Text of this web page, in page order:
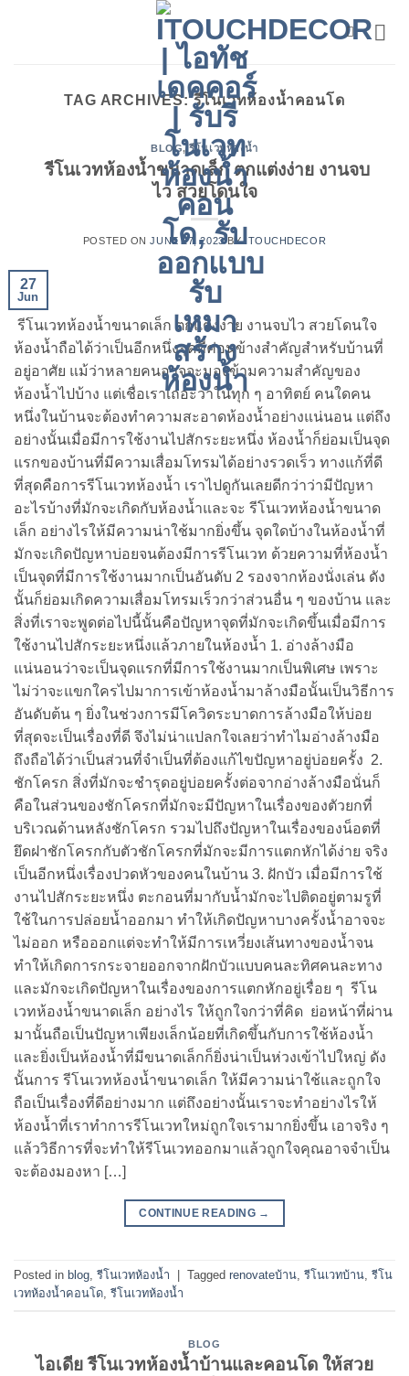
TAG ARCHIVES:รีโนเวทห้องน้ำคอนโด
BLOG,รีโนเวทห้องน้ำ
รีโนเวทห้องน้ำขนาดเล็ก ตกแต่งง่าย งานจบ
ไว สวยโดนใจ
POSTED ONJUNE 27, 2023 BY ITOUCHDECOR
27
Jun
รีโนเวทห้องน้ำขนาดเล็ก ตกแต่งง่าย งานจบไว สวยโดนใจ
ห้องน้ำถือได้ว่าเป็นอีกหนึ่งจุดที่ค่อนข้างสำคัญสำหรับบ้านที่
อยู่อาศัย แม้ว่าหลายคนอาจจะมองข้ามความสำคัญของ
ห้องน้ำไปบ้าง แต่เชื่อเราเถอะว่าในทุก ๆ อาทิตย์ คนใดคน
หนึ่งในบ้านจะต้องทำความสะอาดห้องน้ำอย่างแน่นอน แต่ถึง
อย่างนั้นเมื่อมีการใช้งานไปสักระยะหนึ่ง ห้องน้ำก็ย่อมเป็นจุด
แรกของบ้านที่มีความเสื่อมโทรมได้อย่างรวดเร็ว ทางแก้ที่ดี
ที่สุดคือการรีโนเวทห้องน้ำ เราไปดูกันเลยดีกว่าว่ามีปัญหา
อะไรบ้างที่มักจะเกิดกับห้องน้ำและจะ รีโนเวทห้องน้ำขนาด
เล็ก อย่างไรให้มีความน่าใช้มากยิ่งขึ้น จุดใดบ้างในห้องน้ำที่
มักจะเกิดปัญหาบ่อยจนต้องมีการรีโนเวท ด้วยความที่ห้องน้ำ
เป็นจุดที่มีการใช้งานมากเป็นอันดับ 2 รองจากห้องนั่งเล่น ดัง
นั้นก็ย่อมเกิดความเสื่อมโทรมเร็วกว่าส่วนอื่น ๆ ของบ้าน และ
สิ่งที่เราจะพูดต่อไปนี้นั้นคือปัญหาจุดที่มักจะเกิดขึ้นเมื่อมีการ
ใช้งานไปสักระยะหนึ่งแล้วภายในห้องน้ำ 1. อ่างล้างมือ
แน่นอนว่าจะเป็นจุดแรกที่มีการใช้งานมากเป็นพิเศษ เพราะ
ไม่ว่าจะแขกใครไปมาการเข้าห้องน้ำมาล้างมือนั้นเป็นวิธีการ
อันดับต้น ๆ ยิ่งในช่วงการมีโควิดระบาดการล้างมือให้บ่อย
ที่สุดจะเป็นเรื่องที่ดี จึงไม่น่าแปลกใจเลยว่าทำไมอ่างล้างมือ
ถึงถือได้ว่าเป็นส่วนที่จำเป็นที่ต้องแก้ไขปัญหาอยู่บ่อยครั้ง 2.
ชักโครก สิ่งที่มักจะชำรุดอยู่บ่อยครั้งต่อจากอ่างล้างมือนั่นก็
คือในส่วนของชักโครกที่มักจะมีปัญหาในเรื่องของตัวยกที่
บริเวณด้านหลังชักโครก รวมไปถึงปัญหาในเรื่องของน็อตที่
ยึดฝาชักโครกกับตัวชักโครกที่มักจะมีการแตกหักได้ง่าย จริง
เป็นอีกหนึ่งเรื่องปวดหัวของคนในบ้าน 3. ฝักบัว เมื่อมีการใช้
งานไปสักระยะหนึ่ง ตะกอนที่มากับน้ำมักจะไปติดอยู่ตามรูที่
ใช้ในการปล่อยน้ำออกมา ทำให้เกิดปัญหาบางครั้งน้ำอาจจะ
ไม่ออก หรือออกแต่จะทำให้มีการเหวี่ยงเส้นทางของน้ำจน
ทำให้เกิดการกระจายออกจากฝักบัวแบบคนละทิศคนละทาง
และมักจะเกิดปัญหาในเรื่องของการแตกหักอยู่เรื่อย ๆ รีโน
เวทห้องน้ำขนาดเล็ก อย่างไร ให้ถูกใจกว่าที่คิด ย่อหน้าที่ผ่าน
มานั้นถือเป็นปัญหาเพียงเล็กน้อยที่เกิดขึ้นกับการใช้ห้องน้ำ
และยิ่งเป็นห้องน้ำที่มีขนาดเล็กก็ยิ่งน่าเป็นห่วงเข้าไปใหญ่ ดัง
นั้นการ รีโนเวทห้องน้ำขนาดเล็ก ให้มีความน่าใช้และถูกใจ
ถือเป็นเรื่องที่ดีอย่างมาก แต่ถึงอย่างนั้นเราจะทำอย่างไรให้
ห้องน้ำที่เราทำการรีโนเวทใหม่ถูกใจเรามากยิ่งขึ้น เอาจริง ๆ
แล้ววิธีการที่จะทำให้รีโนเวทออกมาแล้วถูกใจคุณอาจจำเป็น
จะต้องมองหา […]
CONTINUE READING →
Posted in blog รีโนเวทห้องน้ำ Tagged renovateบ้าน รีโนเวทบ้าน รีโน
เวทห้องน้ำคอนโด รีโนเวทห้องนํ้า
BLOG
ไอเดีย รีโนเวทห้องน้ำบ้านและคอนโด ให้สวย